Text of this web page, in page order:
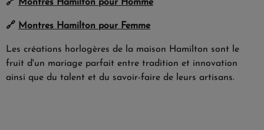
🔗 Montres Hamilton pour Homme
🔗 Montres Hamilton pour Femme
Les créations horlogères de la maison Hamilton sont le
fruit d'un mariage parfait entre tradition et innovation
ainsi que du talent et du savoir-faire de leurs artisans.